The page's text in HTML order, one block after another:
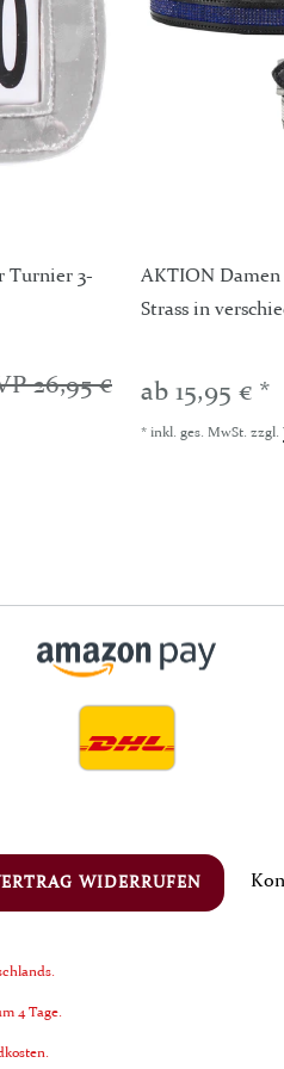
Turnier 3-
26,95 €
AKTION
Strass in
ab 15,95 € *
* inkl. ges. MwSt. zzgl.
WIDERRUFEN
4 Tage.